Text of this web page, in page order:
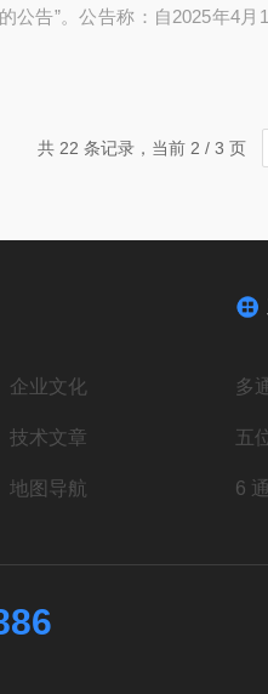
公告”。公告称：自2025年4月
前，货物已从启运地启运，并
共 22 条记录，当前 2 / 3 页
企业文化
技术文章
地图导航
五